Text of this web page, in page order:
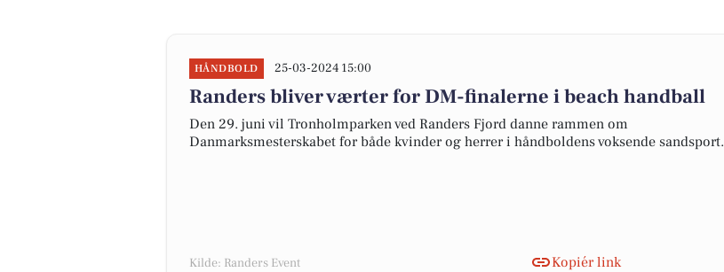
HÅNDBOLD 25-03-2024 15:00
Randers bliver værter for DM-finalerne i beach handball
Den 29. juni vil Tronholmparken ved Randers Fjord danne rammen om
Danmarksmesterskabet for både kvinder og herrer i håndboldens voksende sandsport.
Kilde: Randers Event Kopiér link